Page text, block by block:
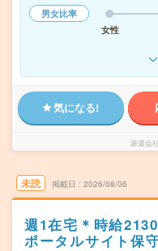
男女比率
女性
気になる!
派遣会社
未読 掲載日 2026/08/06
週1在宅＊時給
ポータルサイト保